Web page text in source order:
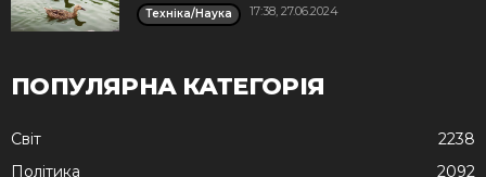
Техніка/Наука 17:38, 27.06.2024
ПОПУЛЯРНА КАТЕГОРІЯ
Cвіт
2238
Політика
2092